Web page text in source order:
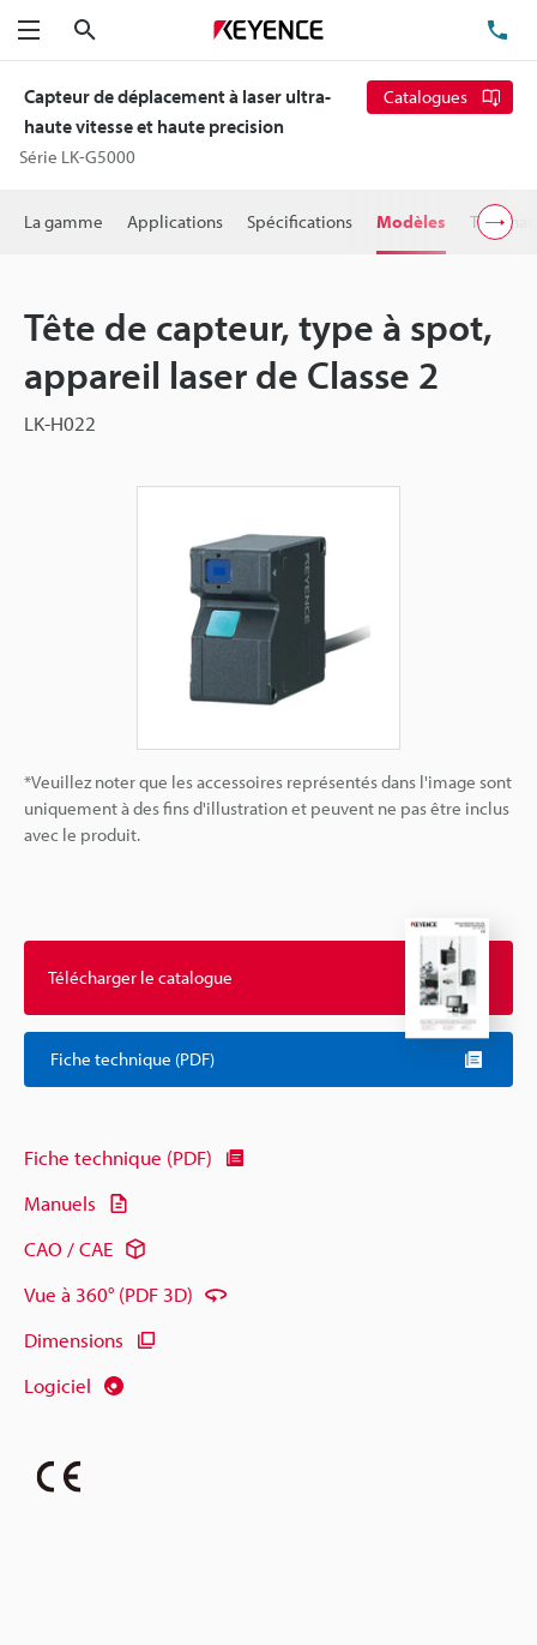
Menu
Capteur de déplacement à laser ultra-
haute vitesse et haute precision
Série LK-G5000
Catalogues
La gamme Applications Spécifications Modèles
Tête de capteur, type à spot,
appareil laser de Classe 2
LK-H022
*Veuillez noter que les accessoires représentés dans l'image sont
uniquement à des fins d'illustration et peuvent ne pas être inclus
avec le produit.
Télécharger le catalogue
Fiche technique (PDF)
Fiche technique (PDF)
Manuels
CAO / CAE
Vue à 360° (PDF 3D)
Dimensions
Logiciel